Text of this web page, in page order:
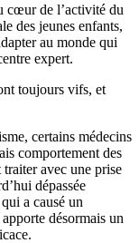
cœur de l’activité du
des jeunes enfants,
au monde qui
expert.
toujours vifs, et
certains médecins
comportement des
avec une prise
dépassée
a causé un
désormais un